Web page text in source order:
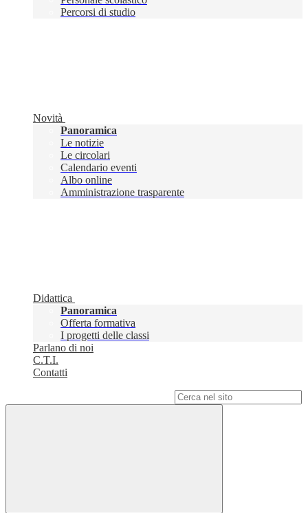
Percorsi di studio
Novità
Panoramica
Le notizie
Le circolari
Calendario eventi
Albo online
Amministrazione trasparente
Didattica
Panoramica
Offerta formativa
I progetti delle classi
Parlano di noi
C.T.I.
Contatti